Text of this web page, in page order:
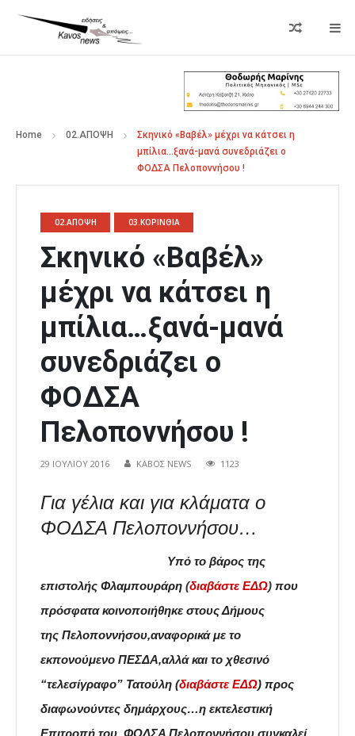
Home 02.ΑΠΟΨΗ
Σκηνικό «Βαβέλ» μέχρι να κάτσει η
μπίλια…ξανά-μανά συνεδριάζει ο
ΦΟΔΣΑ Πελοποννήσου !
02.ΑΠΟΨΗ 03.ΚΟΡΙΝΘΙΑ
Σκηνικό «Βαβέλ»
μέχρι να κάτσει η
μπίλια…ξανά-μανά
συνεδριάζει ο
ΦΟΔΣΑ
Πελοποννήσου !
29 ΙΟΥΛΊΟΥ 2016 ΚΑΒΟΣ NEWS 1123
Για γέλια και για κλάματα ο
ΦΟΔΣΑ Πελοποννήσου…
Υπό το βάρος της
επιστολής Φλαμπουράρη (διαβάστε ΕΔΩ) που
πρόσφατα κοινοποιήθηκε στους Δήμους
της Πελοποννήσου,αναφορικά με το
εκπονούμενο ΠΕΣΔΑ,αλλά και το χθεσινό
“τελεσίγραφο” Τατούλη (διαβάστε ΕΔΩ) προς
διαφωνούντες δημάρχους…η εκτελεστική